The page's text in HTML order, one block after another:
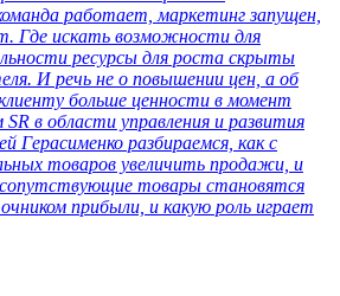
работает, маркетинг запущен,
Где искать возможности для
ресурсы для роста скрыты
И речь не о повышении цен, а об
больше ценности в момент
в области управления и развития
Герасименко разбираемся, как с
товаров увеличить продажи, и
сопутствующие товары становятся
прибыли, и какую роль играет